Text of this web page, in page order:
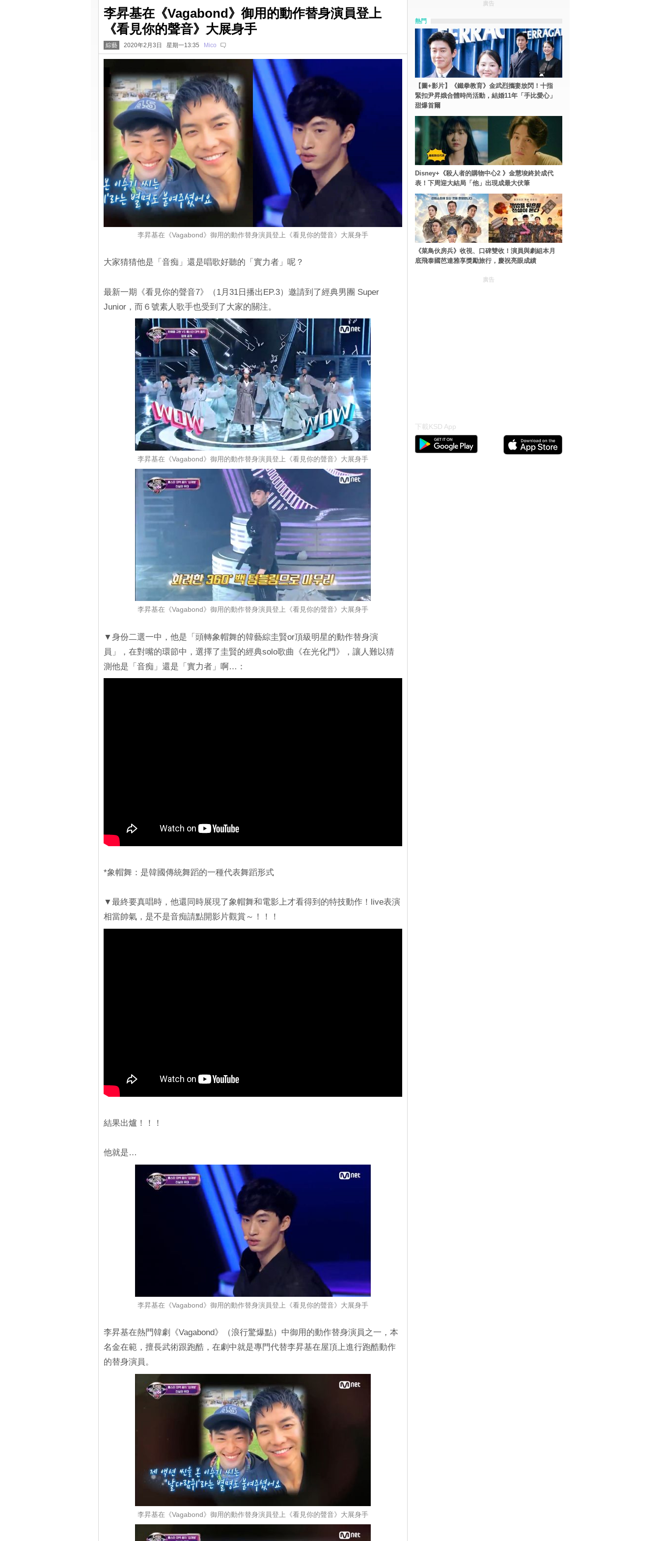
李昇基在《Vagabond》御用的動作替身演員登上
《看見你的聲音》大展身手
綜藝 2020年2月3日 星期一13:35 Mico
李昇基在《Vagabond》御用的動作替身演員登上《看見你的聲音》大展身手
大家猜猜他是「音痴」還是唱歌好聽的「實力者」呢？
最新一期《看見你的聲音7》（1月31日播出EP.3）邀請到了經典男團 Super
Junior，而６號素人歌手也受到了大家的關注。
李昇基在《Vagabond》御用的動作替身演員登上《看見你的聲音》大展身手
李昇基在《Vagabond》御用的動作替身演員登上《看見你的聲音》大展身手
▼身份二選一中，他是「頭轉象帽舞的韓藝綜圭賢or頂級明星的動作替身演
員」，在對嘴的環節中，選擇了圭賢的經典solo歌曲《在光化門》，讓人難以猜
測他是「音痴」還是「實力者」啊…：
*象帽舞：是韓國傳統舞蹈的一種代表舞蹈形式
▼最終要真唱時，他還同時展現了象帽舞和電影上才看得到的特技動作！live表演
相當帥氣，是不是音痴請點開影片觀賞～！！！
結果出爐！！！
他就是…
李昇基在《Vagabond》御用的動作替身演員登上《看見你的聲音》大展身手
李昇基在熱門韓劇《Vagabond》（浪行驚爆點）中御用的動作替身演員之一，本
名金在範，擅長武術跟跑酷，在劇中就是專門代替李昇基在屋頂上進行跑酷動作
的替身演員。
李昇基在《Vagabond》御用的動作替身演員登上《看見你的聲音》大展身手
廣告
熱門
【圖+影片】《鐵拳教育》金武烈攜妻放閃！十指
緊扣尹昇娥合體時尚活動，結婚11年「手比愛心」
甜爆首爾
Disney+《殺人者的購物中心2 》金慧埈終於成代
表！下周迎大結局「他」出現成最大伏筆
《菜鳥伙房兵》收視、口碑雙收！演員與劇組本月
底飛泰國芭達雅享獎勵旅行，慶祝亮眼成績
廣告
下載KSD App